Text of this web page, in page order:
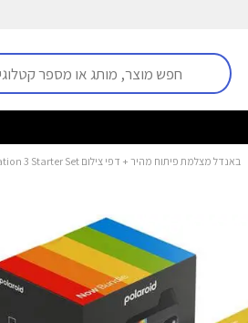
באנדל מצלמת פיתוח מהיר + דפי צילום Now Generation 3 Starter Set פולארויד - Polaroid